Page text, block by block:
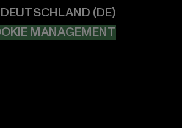
MANAGEMENT